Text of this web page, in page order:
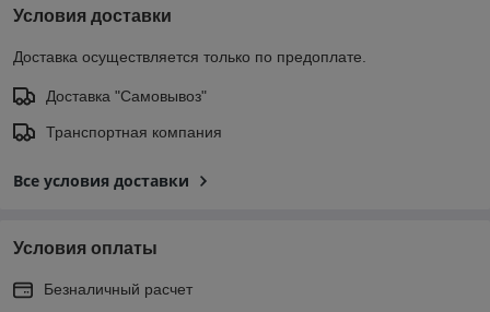
Условия доставки
Доставка осуществляется только по предоплате.
Доставка "Самовывоз"
Транспортная компания
Все условия доставки
Условия оплаты
Безналичный расчет